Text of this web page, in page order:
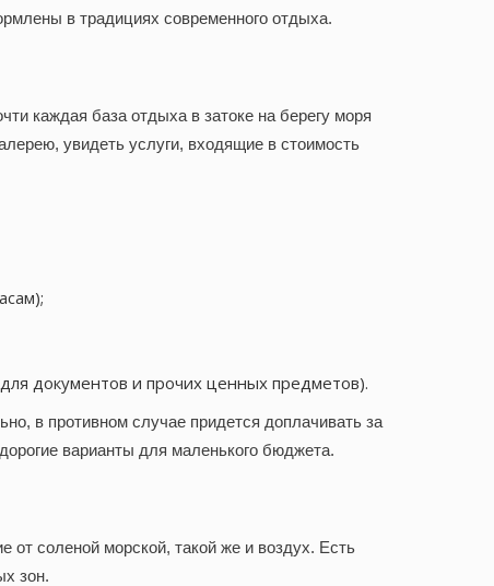
в традициях современного отдыха.
каждая база отдыха в затоке на берегу моря
увидеть услуги, входящие в стоимость
документов и прочих ценных предметов).
в противном случае придется доплачивать за
варианты для маленького бюджета.
от соленой морской, такой же и воздух. Есть
зон.